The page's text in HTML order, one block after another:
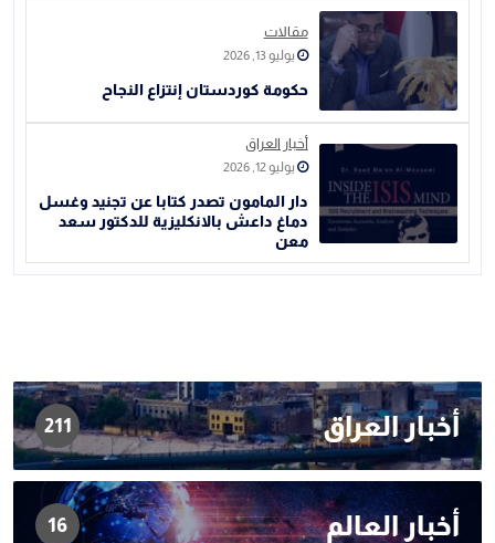
مقالات
يوليو 13, 2026
حكومة كوردستان إنتزاع النجاح
أخبار العراق
يوليو 12, 2026
دار المامون تصدر كتابا عن تجنيد وغسل
دماغ داعش بالانكليزية للدكتور سعد
معن
أخبار العراق 211
أخبار العالم 16